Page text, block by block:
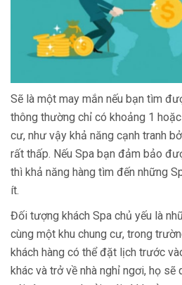
Sẽ là một may mắn nếu bạn tìm
thông thường chỉ có khoảng 1
cư, như vậy khả năng cạnh tranh
rất thấp. Nếu Spa bạn đảm bảo
thì khả năng hàng tìm đến những
ít.
Đối tượng khách Spa chủ yếu là
cùng một khu chung cư, trong
khách hàng có thể đặt lịch trước
khác và trở về nhà nghỉ ngơi, họ sẽ